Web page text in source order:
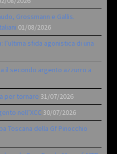
Grossmann e Gallis.
01/08/2026
l’ultima sfida agonistica di una
il secondo argento azzurro a
per tornare 31/07/2026
nell’XCC 30/07/2026
Toscana della Gf Pinocchio